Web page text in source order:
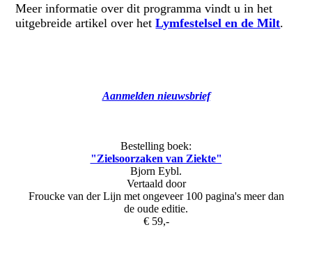
Meer informatie over dit programma vindt u in het
uitgebreide artikel over hetLymfestelsel en de Milt.
Aanmelden nieuwsbrief
Bestelling boek:
"Zielsoorzaken van Ziekte"
Bjorn Eybl.
Vertaald door
Froucke van der Lijn met ongeveer 100 pagina's meer dan
de oude editie.
€ 59,-